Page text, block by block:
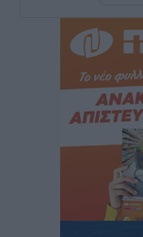
Iατρικός
Στρατηγικές
Δημόσιας Υγείας
Νοσοκομεία της Γ΄
Πάνθηρες:
Αθλητικά• πριν 7 ώρες